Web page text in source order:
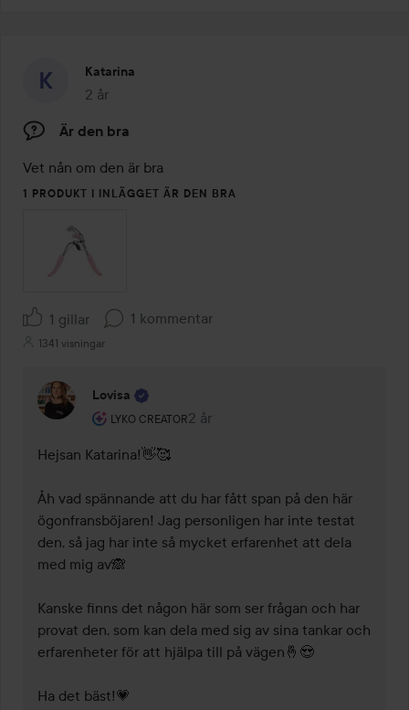
Katarina
2 år
Inlägget skapades 2 år
Är den bra
Vet nån om den är bra
1 PRODUKT I INLÄGGET ÄR DEN BRA
1 gillar 1 kommentar
1341 visningar
Lovisa
LYKO CREATOR
Användarens roll: Lyko Creator.
2 år
Kommentaren lades 2 år
Hejsan Katarina!👋🥰
Åh vad spännande att du har fått span på den här
ögonfransböjaren! Jag personligen har inte testat
den, så jag har inte så mycket erfarenhet att dela
med mig av🙈
Kanske finns det någon här som ser frågan och har
provat den, som kan dela med sig av sina tankar och
erfarenheter för att hjälpa till på vägen🤞😍
Ha det bäst!💗